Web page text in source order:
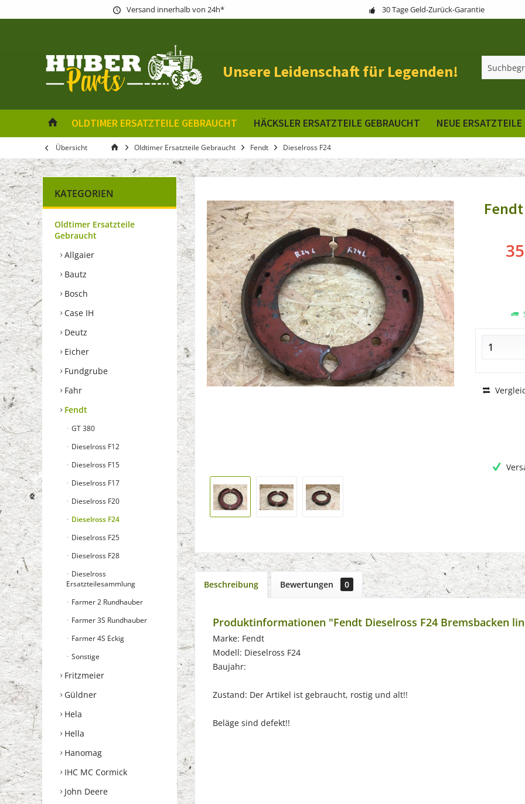
Versand innerhalb von 24h* 30 Tage Geld-Zurück-Garantie
Unsere Leidenschaft für Legenden!
OLDTIMER ERSATZTEILE GEBRAUCHT HÄCKSLER ERSATZTEILE GEBRAUCHT NEUE ERSATZTEILE
Übersicht Oldtimer Ersatzteile Gebraucht Fendt Dieselross F24
KATEGORIEN
Oldtimer Ersatzteile
Gebraucht
Allgaier
Bautz
Bosch
Case IH
Deutz
Eicher
Fundgrube
Fahr
Fendt
GT 380
Dieselross F12
Dieselross F15
Dieselross F17
Dieselross F20
Dieselross F24
Dieselross F25
Dieselross F28
Dieselross
Ersatzteilesammlung
Farmer 2 Rundhauber
Farmer 3S Rundhauber
Farmer 4S Eckig
Sonstige
Fritzmeier
Güldner
Hela
Hella
Hanomag
IHC MC Cormick
John Deere
Beschreibung Bewertungen 0
Produktinformationen "Fendt Dieselross F24 Bremsbacken
Marke: Fendt
Modell: Dieselross F24
Baujahr:
Zustand: Der Artikel ist gebraucht, rostig und alt!!
Beläge sind defekt!!